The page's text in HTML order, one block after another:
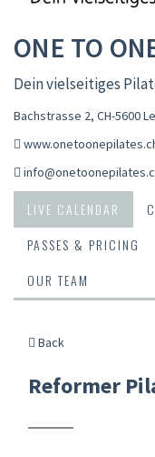
ONE TO
Dein vielseitiges
Bachstrasse 2, CH-5600
LIVE CALENDAR
PASSES & PRICING
OUR TEAM
Back
Reformer